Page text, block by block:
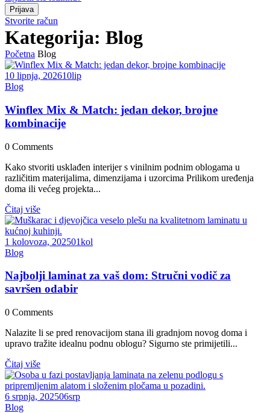
Stvorite račun
Kategorija: Blog
Početna Blog
10 lipnja, 202610lip
Blog
Winflex Mix & Match: jedan dekor, brojne
kombinacije
0 Comments
Kako stvoriti usklađen interijer s vinilnim podnim oblogama u
različitim materijalima, dimenzijama i uzorcima Prilikom uređenja
doma ili većeg projekta...
Čitaj više
1 kolovoza, 202501kol
Blog
Najbolji laminat za vaš dom: Stručni vodič za
savršen odabir
0 Comments
Nalazite li se pred renovacijom stana ili gradnjom novog doma i
upravo tražite idealnu podnu oblogu? Sigurno ste primijetili...
Čitaj više
6 srpnja, 202506srp
Blog